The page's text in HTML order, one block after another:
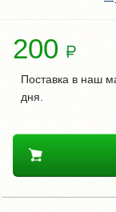
200
Поставка в наш
дня.